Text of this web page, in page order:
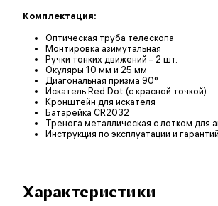
Комплектация:
Оптическая труба телескопа
Монтировка азимутальная
Ручки тонких движений – 2 шт.
Окуляры 10 мм и 25 мм
Диагональная призма 90°
Искатель Red Dot (с красной точкой)
Кронштейн для искателя
Батарейка CR2032
Тренога металлическая с лотком для
Инструкция по эксплуатации и
Характеристики